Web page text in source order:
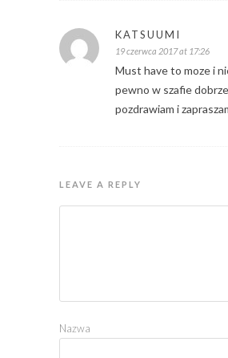
KATSUUMI
19 czerwca 2017 at 17:26
Must have to moze i
pewno w szafie
pozdrawiam i
LEAVE A REPLY
Nazwa